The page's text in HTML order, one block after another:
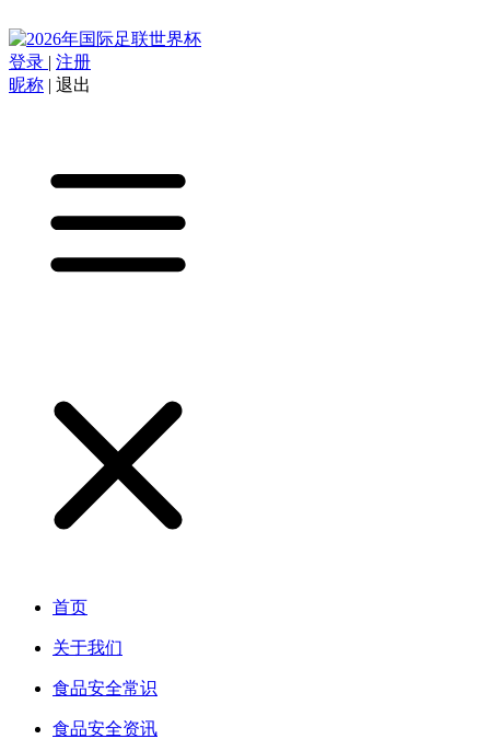
登录 | 注册
昵称 | 退出
首页
关于我们
食品安全常识
食品安全资讯